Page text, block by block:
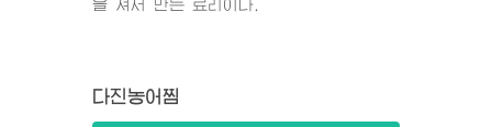
을 쳐서 만든 료리이다.
다진농어찜